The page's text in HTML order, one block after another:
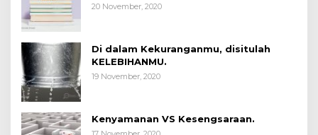
20 November, 2020
Di dalam Kekuranganmu, disitulah
KELEBIHANMU.
19 November, 2020
Kenyamanan VS Kesengsaraan.